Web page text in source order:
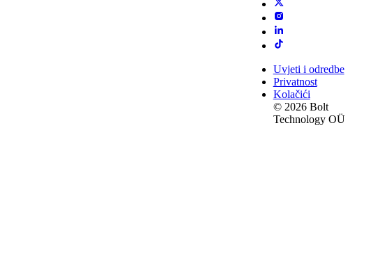
Uvjeti i odredbe
Privatnost
Kolačići
© 2026 Bolt
Technology OÜ